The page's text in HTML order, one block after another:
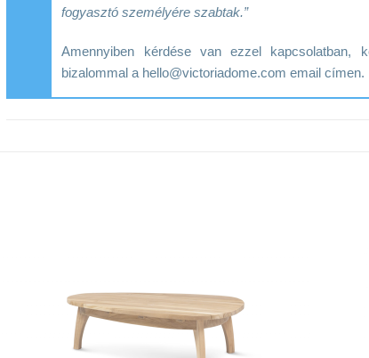
fogyasztó személyére szabtak.”
Amennyiben kérdése van ezzel kapcsolatban,
bizalommal a hello@victoriadome.com email címen.